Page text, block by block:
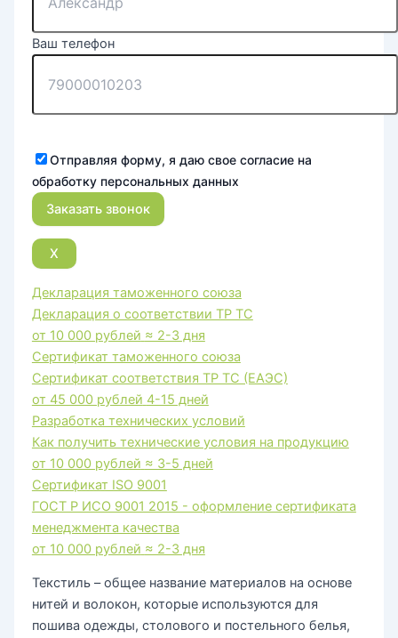
Ваш телефон
Отправляя форму, я даю свое согласие на
обработку персональных данных
X
Декларация таможенного союза
Декларация о соответствии ТР ТС
от 10 000 рублей ≈ 2-3 дня
Сертификат таможенного союза
Сертификат соответствия ТР ТС (ЕАЭС)
от 45 000 рублей 4-15 дней
Разработка технических условий
Как получить технические условия на продукцию
от 10 000 рублей ≈ 3-5 дней
Сертификат ISO 9001
ГОСТ Р ИСО 9001 2015 - оформление сертификата
менеджмента качества
от 10 000 рублей ≈ 2-3 дня
Текстиль – общее название материалов на основе
нитей и волокон, которые используются для
пошива одежды, столового и постельного белья,